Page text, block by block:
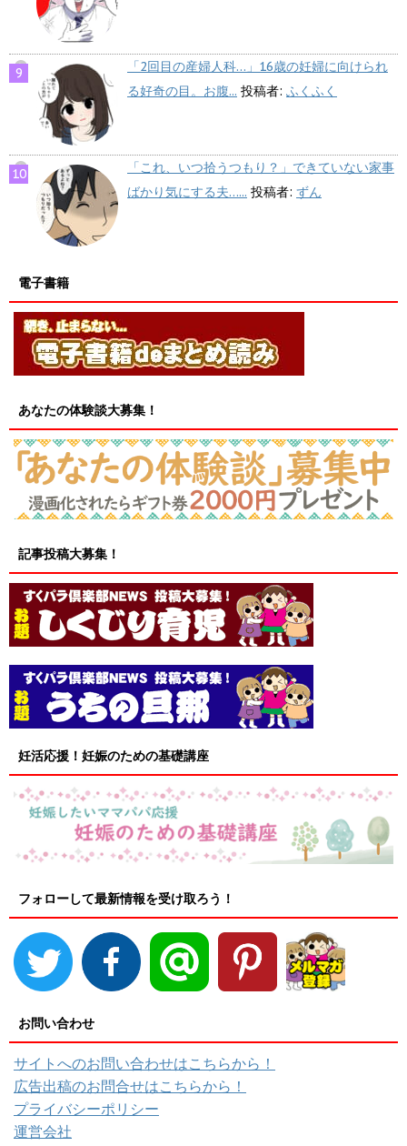
「2回目の産婦人科…」16歳の妊婦に向けられ
る好奇の目。お腹... 投稿者: ふくふく
「これ、いつ拾うつもり？」できていない家事
ばかり気にする夫…... 投稿者: ずん
電子書籍
あなたの体験談大募集！
記事投稿大募集！
妊活応援！妊娠のための基礎講座
フォローして最新情報を受け取ろう！
お問い合わせ
サイトへのお問い合わせはこちらから！
広告出稿のお問合せはこちらから！
プライバシーポリシー
運営会社